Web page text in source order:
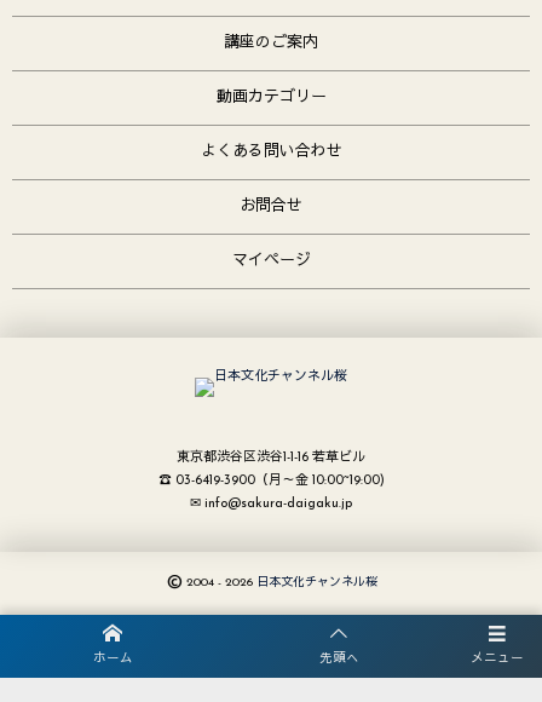
メニュー
ホーム 先頭へ
講座のご案内
動画カテゴリー
よくある問い合わせ
お問合せ
マイページ
東京都渋谷区渋谷1-1-16 若草ビル
☎ 03-6419-3900（月～金 10:00~19:00)
✉ info@sakura-daigaku.jp
©2004 - 2026 日本文化チャンネル桜